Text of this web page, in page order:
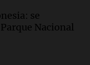
argentino de
con Rony
se
Nacional